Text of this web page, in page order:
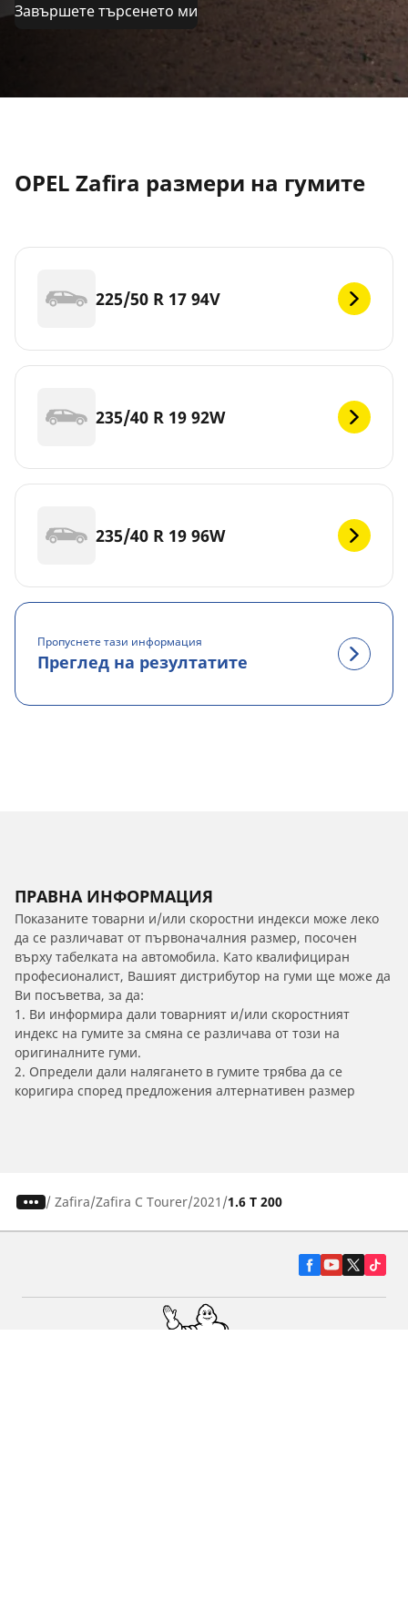
Завършете търсенето ми
OPEL Zafira размери на гумите
225/50 R 17 94V
235/40 R 19 92W
235/40 R 19 96W
Пропуснете тази информация
Преглед на резултатите
ПРАВНА ИНФОРМАЦИЯ
Показаните товарни и/или скоростни индекси може леко
да се различават от първоначалния размер, посочен
върху табелката на автомобила. Като квалифициран
професионалист, Вашият дистрибутор на гуми ще може да
Ви посъветва, за да:
1. Ви информира дали товарният и/или скоростният
индекс на гумите за смяна се различава от този на
оригиналните гуми.
2. Определи дали налягането в гумите трябва да се
коригира според предложения алтернативен размер
/ Zafira Zafira C Tourer 2021 1.6 T 200